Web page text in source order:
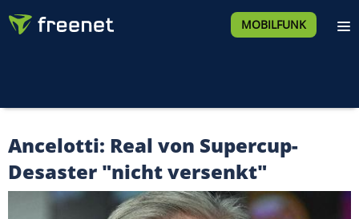
MOBILFUNK
Ancelotti: Real von Supercup-
Desaster "nicht versenkt"